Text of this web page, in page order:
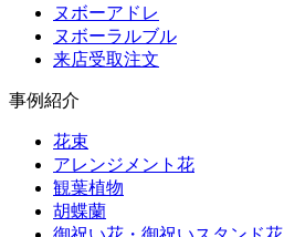
ヌボーアドレ
ヌボーラルブル
来店受取注文
事例紹介
花束
アレンジメント花
観葉植物
胡蝶蘭